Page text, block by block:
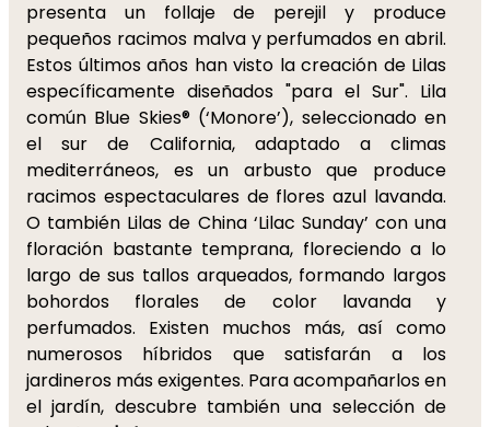
presenta un follaje de perejil y produce
pequeños racimos malva y perfumados en abril.
Estos últimos años han visto la creación de Lilas
específicamente diseñados "para el Sur". Lila
común Blue Skies® (‘Monore’), seleccionado en
el sur de California, adaptado a climas
mediterráneos, es un arbusto que produce
racimos espectaculares de flores azul lavanda.
O también Lilas de China ‘Lilac Sunday’ con una
floración bastante temprana, floreciendo a lo
largo de sus tallos arqueados, formando largos
bohordos florales de color lavanda y
perfumados. Existen muchos más, así como
numerosos híbridos que satisfarán a los
jardineros más exigentes. Para acompañarlos en
el jardín, descubre también una selección de